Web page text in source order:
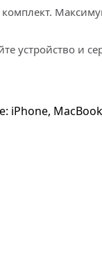
устройство и
iPhone,